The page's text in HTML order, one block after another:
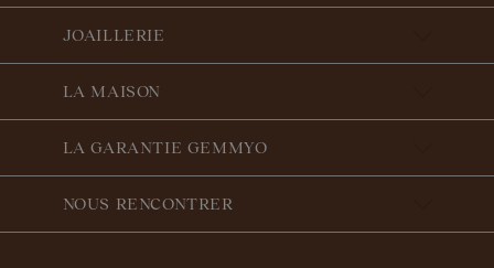
JOAILLERIE
LA MAISON
LA GARANTIE GEMMYO
NOUS RENCONTRER